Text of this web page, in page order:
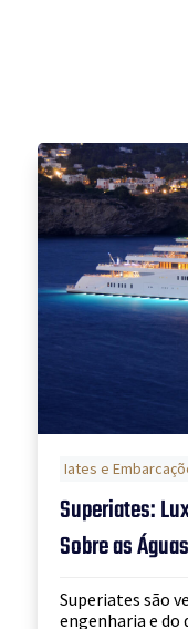
Iates e
Superiates:
Sobre as Águas
Superiates são
engenharia e do